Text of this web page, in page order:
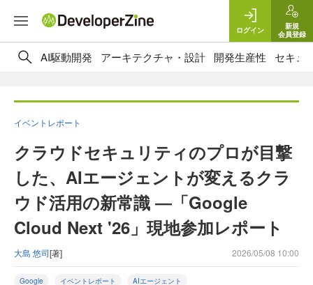
ログイン
新規
会員登録
AI駆動開発 アーキテクチャ・設計 開発生産性 セキュ
イベントレポート
クラウドセキュリティのプロが目撃
した、AIエージェントが変えるクラ
ウド活用の新常識 ―「Google
Cloud Next '26」現地参加レポート
大島 悠司[著] 2026/05/08 10:00
Google イベントレポート AIエージェント